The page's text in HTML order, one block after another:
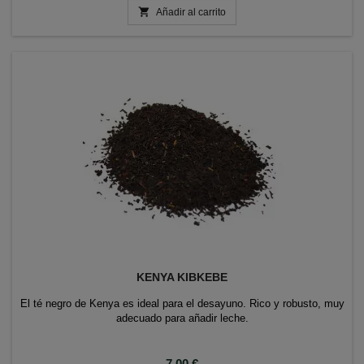
 Añadir al carrito
KENYA KIBKEBE
El té negro de Kenya es ideal para el desayuno. Rico y robusto, muy
adecuado para añadir leche.